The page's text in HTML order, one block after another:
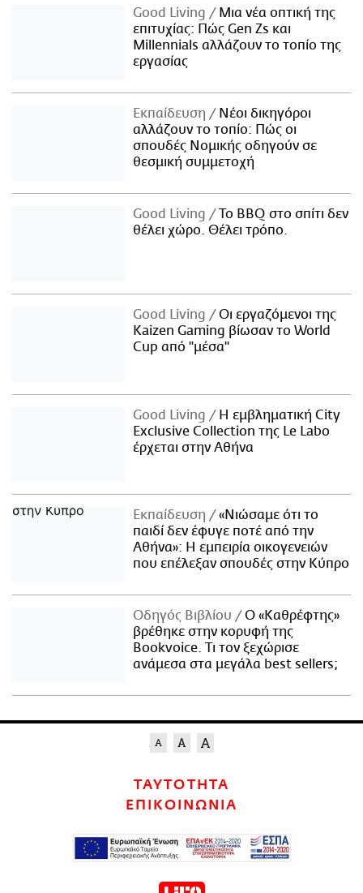
Good Living
Μια νέα οπτική της
επιτυχίας: Πώς Gen Zs και
Millennials αλλάζουν το τοπίο της
εργασίας
Εκπαίδευση
Νέοι δικηγόροι
αλλάζουν το τοπίο: Πώς οι
σπουδές Νομικής οδηγούν σε
θεσμική συμμετοχή
Good Living
Το BBQ στο σπίτι δεν
θέλει χώρο. Θέλει τρόπο.
Good Living
Οι εργαζόμενοι της
Kaizen Gaming βίωσαν το World
Cup από "μέσα"
Good Living
Η εμβληματική City
Exclusive Collection της Le Labo
έρχεται στην Αθήνα
Εκπαίδευση
«Νιώσαμε ότι το
παιδί δεν έφυγε ποτέ από την
Αθήνα»: Η εμπειρία οικογενειών
που επέλεξαν σπουδές στην Κύπρο
Οδηγός Βιβλίου
Ο «Καθρέφτης»
βρέθηκε στην κορυφή της
Bookvoice. Τι τον ξεχώρισε
ανάμεσα στα μεγάλα best sellers;
ΤΑΥΤΟΤΗΤΑ
ΕΠΙΚΟΙΝΩΝΙΑ